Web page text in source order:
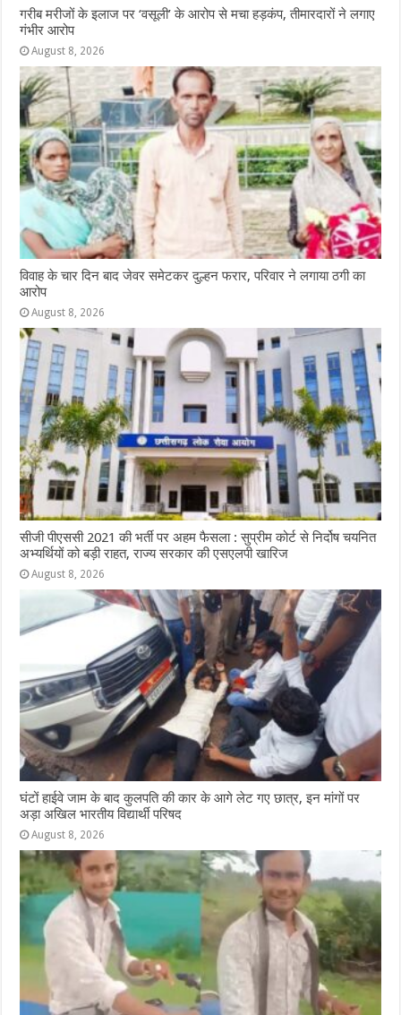
गरीब मरीजों के इलाज पर ‘वसूली’ के आरोप से मचा हड़कंप, तीमारदारों ने लगाए
गंभीर आरोप
August 8, 2026
विवाह के चार दिन बाद जेवर समेटकर दुल्हन फरार, परिवार ने लगाया ठगी का
आरोप
August 8, 2026
सीजी पीएससी 2021 की भर्ती पर अहम फैसला : सुप्रीम कोर्ट से निर्दोष चयनित
अभ्यर्थियों को बड़ी राहत, राज्य सरकार की एसएलपी खारिज
August 8, 2026
घंटों हाईवे जाम के बाद कुलपति की कार के आगे लेट गए छात्र, इन मांगों पर
अड़ा अखिल भारतीय विद्यार्थी परिषद
August 8, 2026